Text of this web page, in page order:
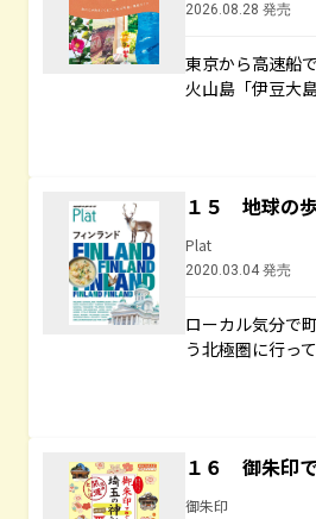
2026.08.28 発売
東京から高速船
火山島「伊豆大
１５ 地球の
Plat
2020.03.04 発売
ローカル気分で
う北極圏に行っ
１６ 御朱印
御朱印